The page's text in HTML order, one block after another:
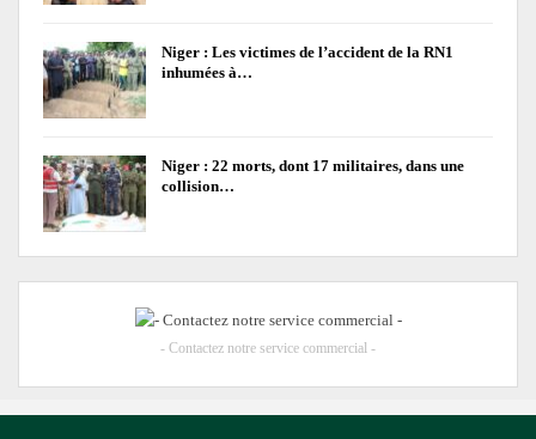
Niger : Les victimes de l’accident de la RN1
inhumées à…
Niger : 22 morts, dont 17 militaires, dans une
collision…
- Contactez notre service commercial -